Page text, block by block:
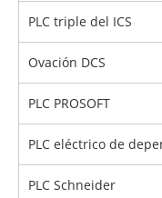
PLC triple del ICS
Ovación DCS
PLC PROSOFT
PLC eléctrico de
PLC Schneider